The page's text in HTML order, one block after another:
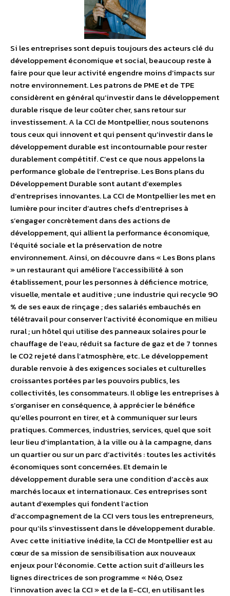
Si les entreprises sont depuis toujours des acteurs clé du
développement économique et social, beaucoup reste à
faire pour que leur activité engendre moins d’impacts sur
notre environnement. Les patrons de PME et de TPE
considèrent en général qu’investir dans le développement
durable risque de leur coûter cher, sans retour sur
investissement. A la CCI de Montpellier, nous soutenons
tous ceux qui innovent et qui pensent qu’investir dans le
développement durable est incontournable pour rester
durablement compétitif. C’est ce que nous appelons la
performance globale de l’entreprise. Les Bons plans du
Développement Durable sont autant d’exemples
d’entreprises innovantes. La CCI de Montpellier les met en
lumière pour inciter d’autres chefs d’entreprises à
s’engager concrètement dans des actions de
développement, qui allient la performance économique,
l’équité sociale et la préservation de notre
environnement. Ainsi, on découvre dans « Les Bons plans
» un restaurant qui améliore l’accessibilité à son
établissement, pour les personnes à déficience motrice,
visuelle, mentale et auditive ; une industrie qui recycle 90
% de ses eaux de rinçage ; des salariés embauchés en
télétravail pour conserver l’activité économique en milieu
rural ; un hôtel qui utilise des panneaux solaires pour le
chauffage de l’eau, réduit sa facture de gaz et de 7 tonnes
le CO2 rejeté dans l’atmosphère, etc. Le développement
durable renvoie à des exigences sociales et culturelles
croissantes portées par les pouvoirs publics, les
collectivités, les consommateurs. Il oblige les entreprises à
s’organiser en conséquence, à apprécier le bénéfice
qu’elles pourront en tirer, et à communiquer sur leurs
pratiques. Commerces, industries, services, quel que soit
leur lieu d’implantation, à la ville ou à la campagne, dans
un quartier ou sur un parc d’activités : toutes les activités
économiques sont concernées. Et demain le
développement durable sera une condition d’accès aux
marchés locaux et internationaux. Ces entreprises sont
autant d’exemples qui fondent l’action
d’accompagnement de la CCI vers tous les entrepreneurs,
pour qu’ils s’investissent dans le développement durable.
Avec cette initiative inédite, la CCI de Montpellier est au
cœur de sa mission de sensibilisation aux nouveaux
enjeux pour l’économie. Cette action suit d’ailleurs les
lignes directrices de son programme « Néo, Osez
l’innovation avec la CCI » et de la E-CCI, en utilisant les